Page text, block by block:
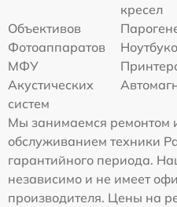
кресел
Объективов
Фотоаппаратов
МФУ
Акустических
систем
Мы занимаемся ремонтом
обслуживанием техники
гарантийного периода.
независимо и не имеет
производителя. Цены на